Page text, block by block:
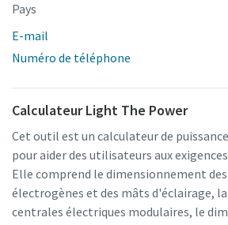
Pays
E-mail
Numéro de téléphone
Calculateur Light The Power
Cet outil est un calculateur de
pour aider des utilisateurs aux
Elle comprend le dimensionnement
électrogènes et des mâts d'éclairage,
centrales électriques modulaires, le